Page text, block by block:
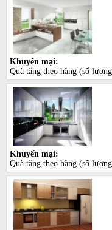
Khuyến mại:
Quà tặng theo hãng (số
Khuyến mại:
Quà tặng theo hãng (số